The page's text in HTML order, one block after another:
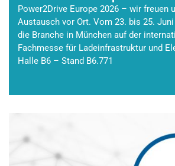
Power2Drive Europe 2026 – wir freuen
Austausch vor Ort. Vom 23. bis 25.
die Branche in München auf der
Fachmesse für Ladeinfrastruktur und
Halle B6 – Stand B6.771